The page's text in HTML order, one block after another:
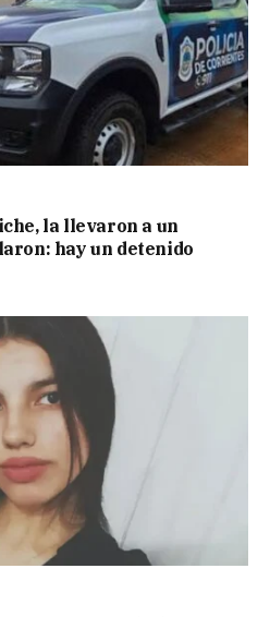
la llevaron a un
hay un detenido